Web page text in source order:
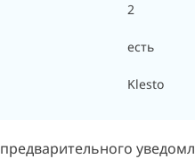
2
есть
Klesto